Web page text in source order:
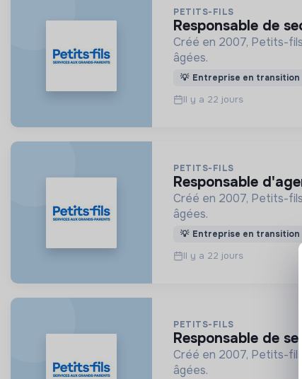
PETITS-FILS
responsable de
Créé en 2007, Petits-
âgées.
💡 Entreprise en transition
Il y a 22 jours
PETITS-FILS
responsable
Créé en 2007, Petits-
âgées.
💡 Entreprise en transition
Il y a 22 jours
PETITS-FILS
responsable de
Créé en 2007, Petits-
âgées.